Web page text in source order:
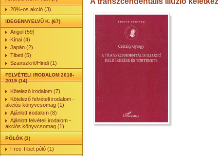
20%-os akció (3)
IDEGENNYELVŰ K. (67)
Angol (59)
Kínai (4)
Japán (2)
Tibeti (5)
Szanszkrit/Hindi (1)
FELVÉTELI IRODALOM 2018-
2019 (14)
Kötelező irodalom (7)
Kötelező felvételi irodalom -
akciós könyvcsomag (1)
Ajánlott irodalom (8)
Ajánlott felvételi irodalom -
akciós könyvcsomag (1)
PÓLÓK (3)
Free Tibet póló (1)